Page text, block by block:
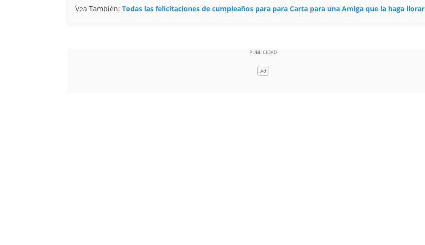
Vea También: Todas las felicitaciones de cumpleaños para para Carta para una Amiga que la haga llorar